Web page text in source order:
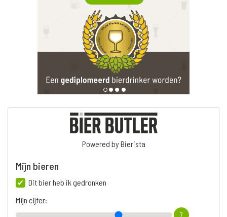
Powered by Bierista
Mijn bieren
Dit bier heb ik gedronken
Mijn cijfer:
7